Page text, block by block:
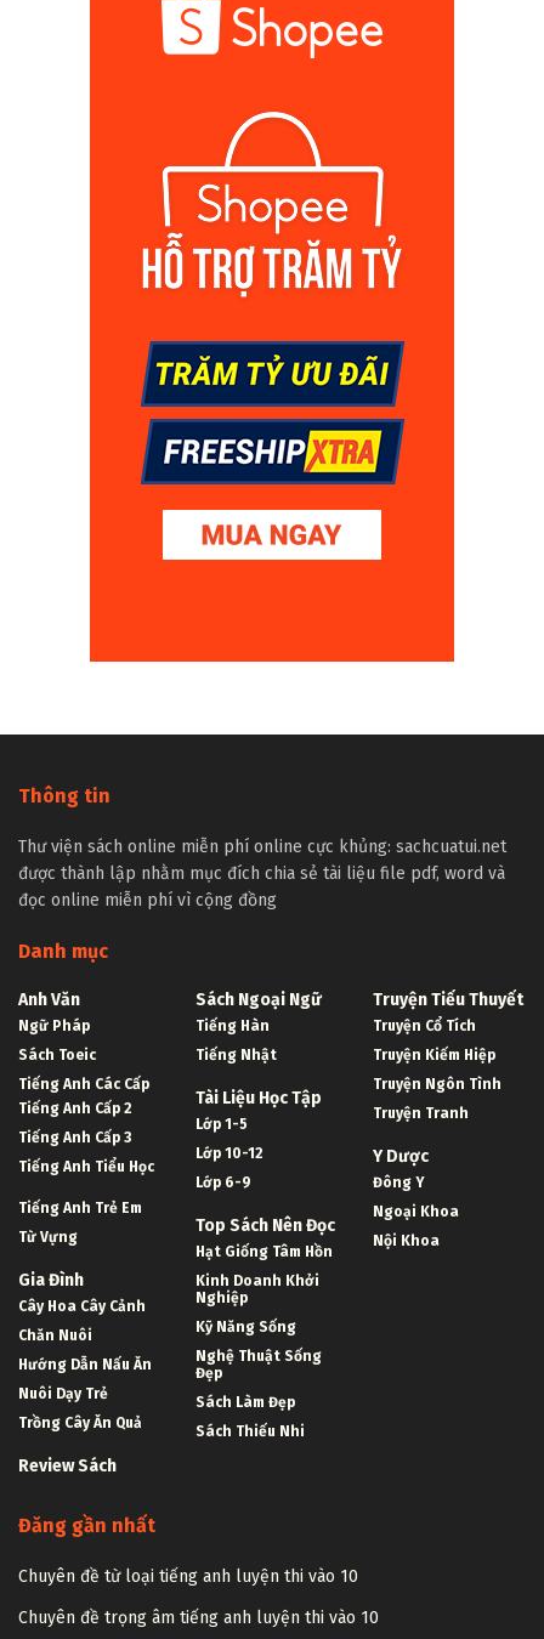
Thông tin
Thư viện sách online miễn phí online cực khủng: sachcuatui.net
được thành lập nhằm mục đích chia sẻ tài liệu file pdf, word và
đọc online miễn phí vì cộng đồng
Danh mục
Anh Văn
Ngữ Pháp
Sách Toeic
Tiếng Anh Các Cấp
Tiếng Anh Cấp 2
Tiếng Anh Cấp 3
Tiếng Anh Tiểu Học
Tiếng Anh Trẻ Em
Từ Vựng
Gia Đình
Cây Hoa Cây Cảnh
Chăn Nuôi
Hướng Dẫn Nấu Ăn
Nuôi Dạy Trẻ
Trồng Cây Ăn Quả
Review Sách
Sách Ngoại Ngữ
Tiếng Hàn
Tiếng Nhật
Tài Liệu Học Tập
Lớp 1-5
Lớp 10-12
Lớp 6-9
Top Sách Nên Đọc
Hạt Giống Tâm Hồn
Kinh Doanh Khởi
Nghiệp
Kỹ Năng Sống
Nghệ Thuật Sống
Đẹp
Sách Làm Đẹp
Sách Thiếu Nhi
Truyện Tiểu Thuyết
Truyện Cổ Tích
Truyện Kiếm Hiệp
Truyện Ngôn Tình
Truyện Tranh
Y Dược
Đông Y
Ngoại Khoa
Nội Khoa
Đăng gần nhất
Chuyên đề từ loại tiếng anh luyện thi vào 10
Chuyên đề trọng âm tiếng anh luyện thi vào 10